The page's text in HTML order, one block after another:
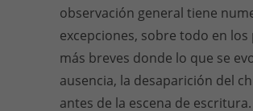
observación general tiene
excepciones, sobre todo en los
más breves donde lo que se
ausencia, la desaparición del
antes de la escena de